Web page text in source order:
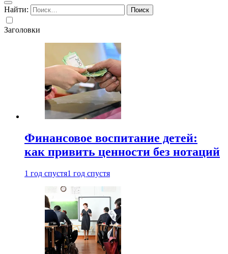
Найти:
Заголовки
Финансовое воспитание детей:
как привить ценности без нотаций
1 год спустя1 год спустя